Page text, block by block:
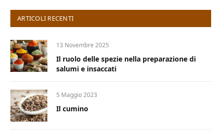
ARTICOLI RECENTI
13 Novembre 2025
Il ruolo delle spezie nella preparazione di
salumi e insaccati
5 Maggio 2023
Il cumino